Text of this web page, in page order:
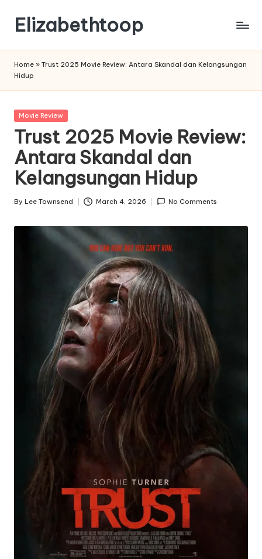
content
Elizabethtoop
Home » Trust 2025 Movie Review: Antara Skandal dan Kelangsungan
Hidup
Posted
Movie Review
Trust 2025 Movie Review:
Antara Skandal dan
Kelangsungan Hidup
Posted
By Lee Townsend March 4, 2026 No Comments